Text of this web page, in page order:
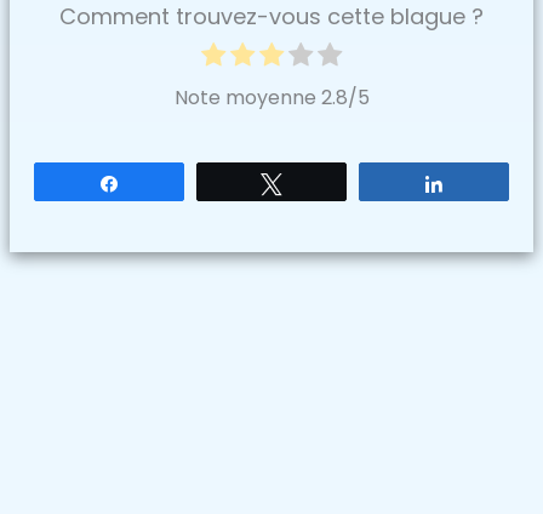
Comment trouvez-vous cette blague ?
Note moyenne 2.8/5